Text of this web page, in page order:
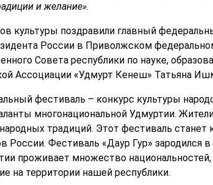
и желание».
культуры поздравили главный
России в Приволжском
Совета республики по науке,
Ассоциации «Удмурт Кенеш» Татьяна
фестиваль – конкурс культуры
многонациональной Удмуртии.
традиций. Этот фестиваль
России. Фестиваль «Даур Гур» зародился
проживает множество
на территории нашей республики.